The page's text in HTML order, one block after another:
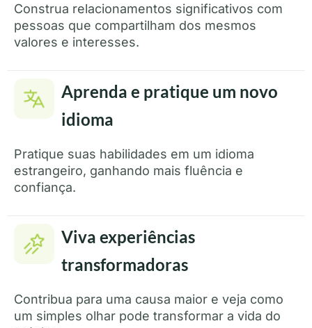
Construa relacionamentos significativos com
pessoas que compartilham dos mesmos
valores e interesses.
Aprenda e pratique um novo
idioma
Pratique suas habilidades em um idioma
estrangeiro, ganhando mais fluência e
confiança.
Viva experiências
transformadoras
Contribua para uma causa maior e veja como
um simples olhar pode transformar a vida do